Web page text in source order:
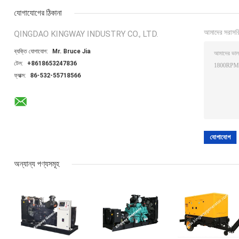
যোগাযোগের ঠিকানা
QINGDAO KINGWAY INDUSTRY CO., LTD.
ব্যক্তি যোগাযোগ:
Mr. Bruce Jia
টেল:
+8618653247836
ফ্যাক্স:
86-532-55718566
আমাদের
অন্যান্য পণ্যসমূহ